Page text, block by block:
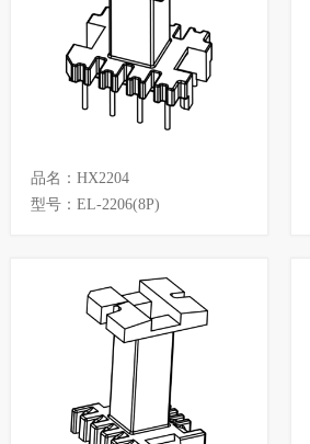
品名：HX2204
型号：EL-2206(8P)